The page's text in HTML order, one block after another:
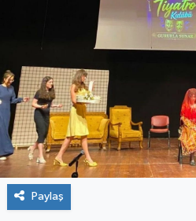
Paylaş